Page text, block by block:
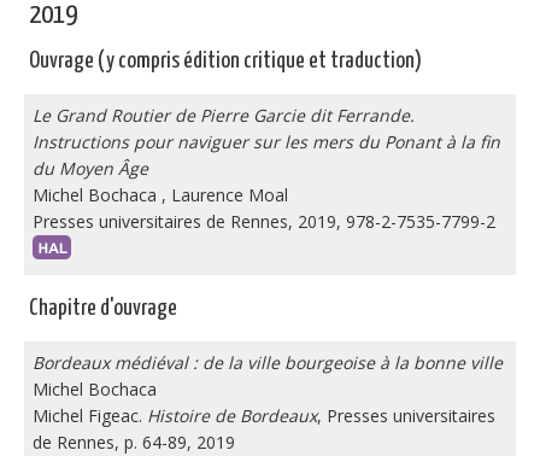
2019
Ouvrage (y compris édition critique et traduction)
Le Grand Routier de Pierre Garcie dit Ferrande.
Instructions pour naviguer sur les mers du Ponant à la fin
du Moyen Âge
Michel Bochaca , Laurence Moal
Presses universitaires de Rennes, 2019, 978-2-7535-7799-2
Chapitre d'ouvrage
Bordeaux médiéval : de la ville bourgeoise à la bonne ville
Michel Bochaca
Michel Figeac. Histoire de Bordeaux, Presses universitaires
de Rennes, p. 64-89, 2019